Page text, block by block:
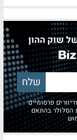
שוק ההון
פרסומיים
הסלולר בהתאם